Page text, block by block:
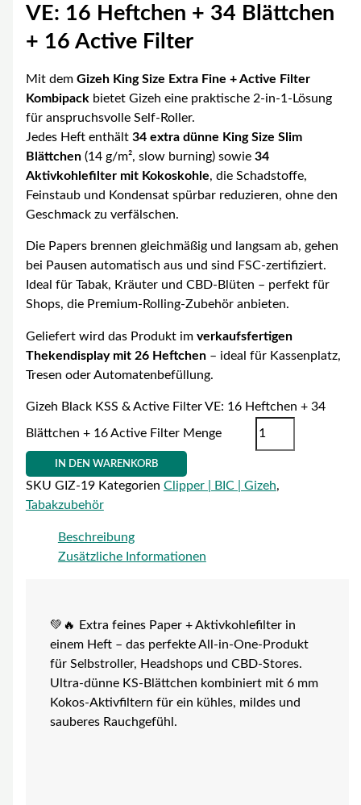
VE: 16 Heftchen + 34 Blättchen
+ 16 Active Filter
Mit dem Gizeh King Size Extra Fine + Active Filter
Kombipack bietet Gizeh eine praktische 2-in-1-Lösung
für anspruchsvolle Self-Roller.
Jedes Heft enthält 34 extra dünne King Size Slim
Blättchen(14 g/m², slow burning) sowie 34
Aktivkohlefilter mit Kokoskohle, die Schadstoffe,
Feinstaub und Kondensat spürbar reduzieren, ohne den
Geschmack zu verfälschen.
Die Papers brennen gleichmäßig und langsam ab, gehen
bei Pausen automatisch aus und sind FSC-zertifiziert.
Ideal für Tabak, Kräuter und CBD-Blüten – perfekt für
Shops, die Premium-Rolling-Zubehör anbieten.
Geliefert wird das Produkt im verkaufsfertigen
Thekendisplay mit 26 Heftchen– ideal für Kassenplatz,
Tresen oder Automatenbefüllung.
Gizeh Black KSS & Active Filter VE: 16 Heftchen + 34
Blättchen + 16 Active Filter Menge
IN DEN WARENKORB
SKU GIZ-19 Kategorien Clipper | BIC | Gizeh,
Tabakzubehör
Beschreibung
Zusätzliche Informationen
💚🔥 Extra feines Paper + Aktivkohlefilter in
einem Heft – das perfekte All-in-One-Produkt
für Selbstroller, Headshops und CBD-Stores.
Ultra-dünne KS-Blättchen kombiniert mit 6 mm
Kokos-Aktivfiltern für ein kühles, mildes und
sauberes Rauchgefühl.